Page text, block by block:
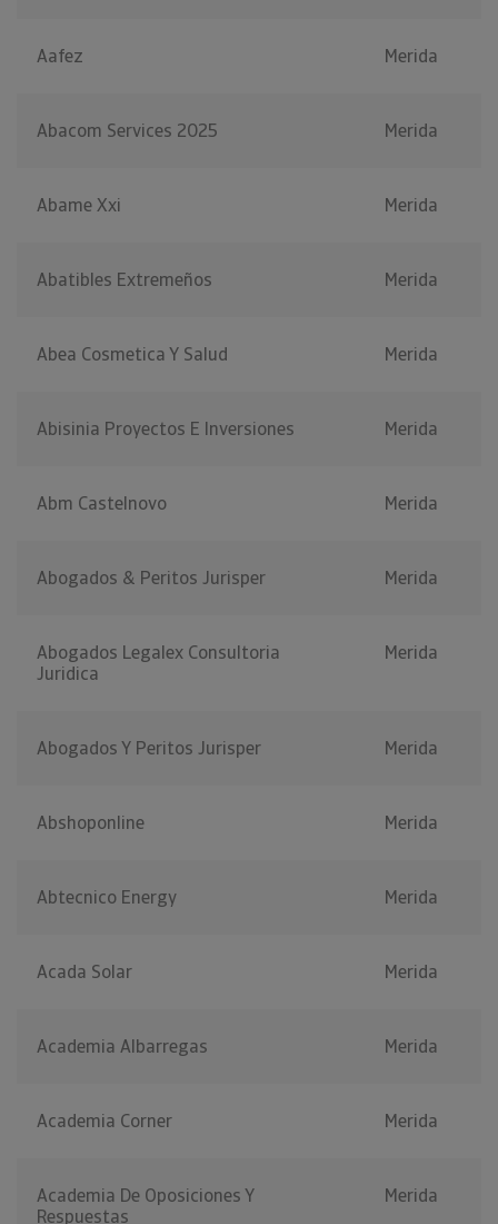
Aafez Merida
Abacom Services 2025 Merida
Abame Xxi Merida
Abatibles Extremeños Merida
Abea Cosmetica Y Salud Merida
Abisinia Proyectos E Inversiones Merida
Abm Castelnovo Merida
Abogados & Peritos Jurisper Merida
Abogados Legalex Consultoria
Juridica
Merida
Abogados Y Peritos Jurisper Merida
Abshoponline Merida
Abtecnico Energy Merida
Acada Solar Merida
Academia Albarregas Merida
Academia Corner Merida
Academia De Oposiciones Y
Respuestas
Merida